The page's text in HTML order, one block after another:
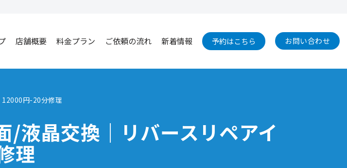
店舗概要 料金プラン ご依頼の流れ 新着情報 予約はこちら お問い合わせ
12000円-20分修理
/液晶交換｜リバースリペアイ
理